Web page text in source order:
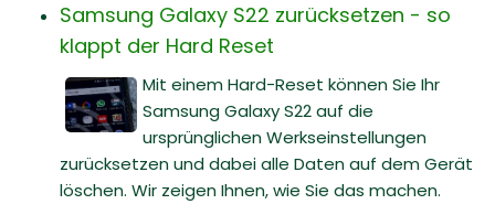
Samsung Galaxy S22 zurücksetzen - so
klappt der Hard Reset
Mit einem Hard-Reset können Sie Ihr
Samsung Galaxy S22 auf die
ursprünglichen Werkseinstellungen
zurücksetzen und dabei alle Daten auf dem Gerät
löschen. Wir zeigen Ihnen, wie Sie das machen.